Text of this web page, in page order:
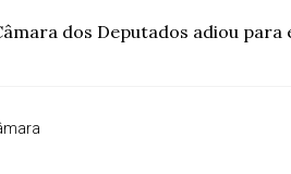
dos Deputados adiou